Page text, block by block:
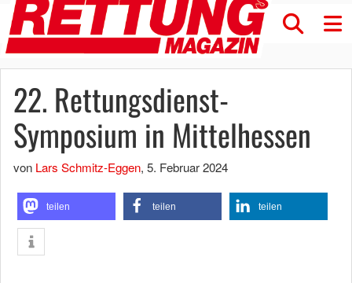
22. Rettungsdienst-
Symposium in Mittelhessen
von Lars Schmitz-Eggen, 5. Februar 2024
teilen teilen teilen